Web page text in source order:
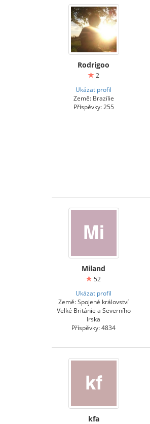
Rodrigoo
2
Ukázat profil
Země: Brazílie
Příspěvky: 255
Miland
52
Ukázat profil
Země: Spojené království
Velké Británie a Severního
Irska
Příspěvky: 4834
kfa